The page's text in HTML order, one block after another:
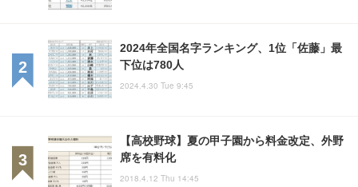
2024年全国名字ランキング、1位「佐藤」最
下位は780人
2024.4.30 Tue 9:45
【高校野球】夏の甲子園から料金改定、外野
席を有料化
2018.4.12 Thu 14:45